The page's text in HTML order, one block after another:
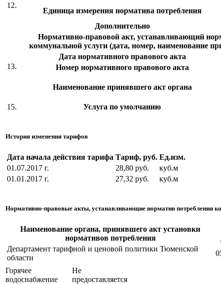
12.
Единица измерения норматива потребления
Дополнительно
13.
Нормативно-правовой акт, устанавливающий
коммунальной услуги (дата, номер, наименование
Дата нормативного правового акта
Номер нормативного правового акта
Наименование принявшего акт органа
15. Услуга по умолчанию
История изменения тарифов
Дата начала действия тарифа Тариф, руб. Ед.изм.
01.07.2017 г.
28,80 руб.
куб.м
01.01.2017 г.
27,32 руб. куб.м
Нормативно-правовые акты, устанавливающие норматив потребления
Наименование органа, принявшего акт установки
нормативов потребления
Департамент тарифной и ценовой политики Тюменской
области
Горячее
водоснабжение
Не
предоставляется